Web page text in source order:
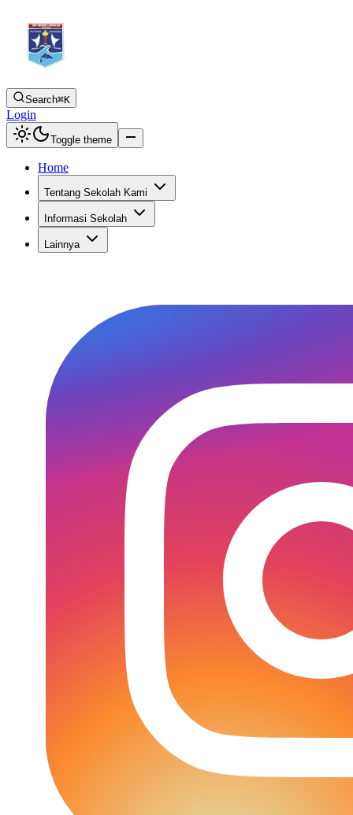
Search⌘K
Login
Toggle theme
Home
Tentang Sekolah Kami
Informasi Sekolah
Lainnya